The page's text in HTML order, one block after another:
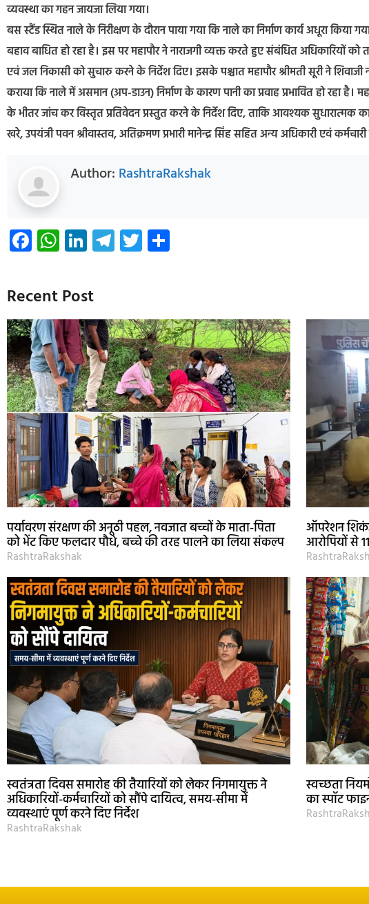
व्यवस्था का गहन जायजा लिया गया।
बस स्टैंड स्थित नाले के निरीक्षण के दौरान पाया गया कि नाले का निर्माण कार्य अधूरा
बहाव बाधित हो रहा है। इस पर महापौर ने नाराजगी व्यक्त करते हुए संबंधित अधिकारियों
एवं जल निकासी को सुचारु करने के निर्देश दिए। इसके पश्चात महापौर श्रीमती सूरी ने शिवाजी
कराया कि नाले में असमान (अप-डाउन) निर्माण के कारण पानी का प्रवाह प्रभावित हो रहा
के भीतर जांच कर विस्तृत प्रतिवेदन प्रस्तुत करने के निर्देश दिए, ताकि आवश्यक सुधारात्मक
खरे, उपयंत्री पवन श्रीवास्तव, अतिक्रमण प्रभारी मानेन्द्र सिंह सहित अन्य अधिकारी एवं
Author: RashtraRakshak
Facebook
WhatsApp
LinkedIn
Telegram
Twitter
Recent Post
पर्यावरण संरक्षण की अनूठी पहल, नवजात बच्चों के माता-पिता
को भेंट किए फलदार पौधे, बच्चे की तरह पालने का लिया संकल्प
RashtraRakshak
ऑपरेशन
आरोपियों से
स्वतंत्रता दिवस समारोह की तैयारियों को लेकर निगमायुक्त ने
अधिकारियों-कर्मचारियों को सौंपे दायित्व, समय-सीमा में
व्यवस्थाएं पूर्ण करने दिए निर्देश
RashtraRakshak
स्वच्छता
का स्पॉट